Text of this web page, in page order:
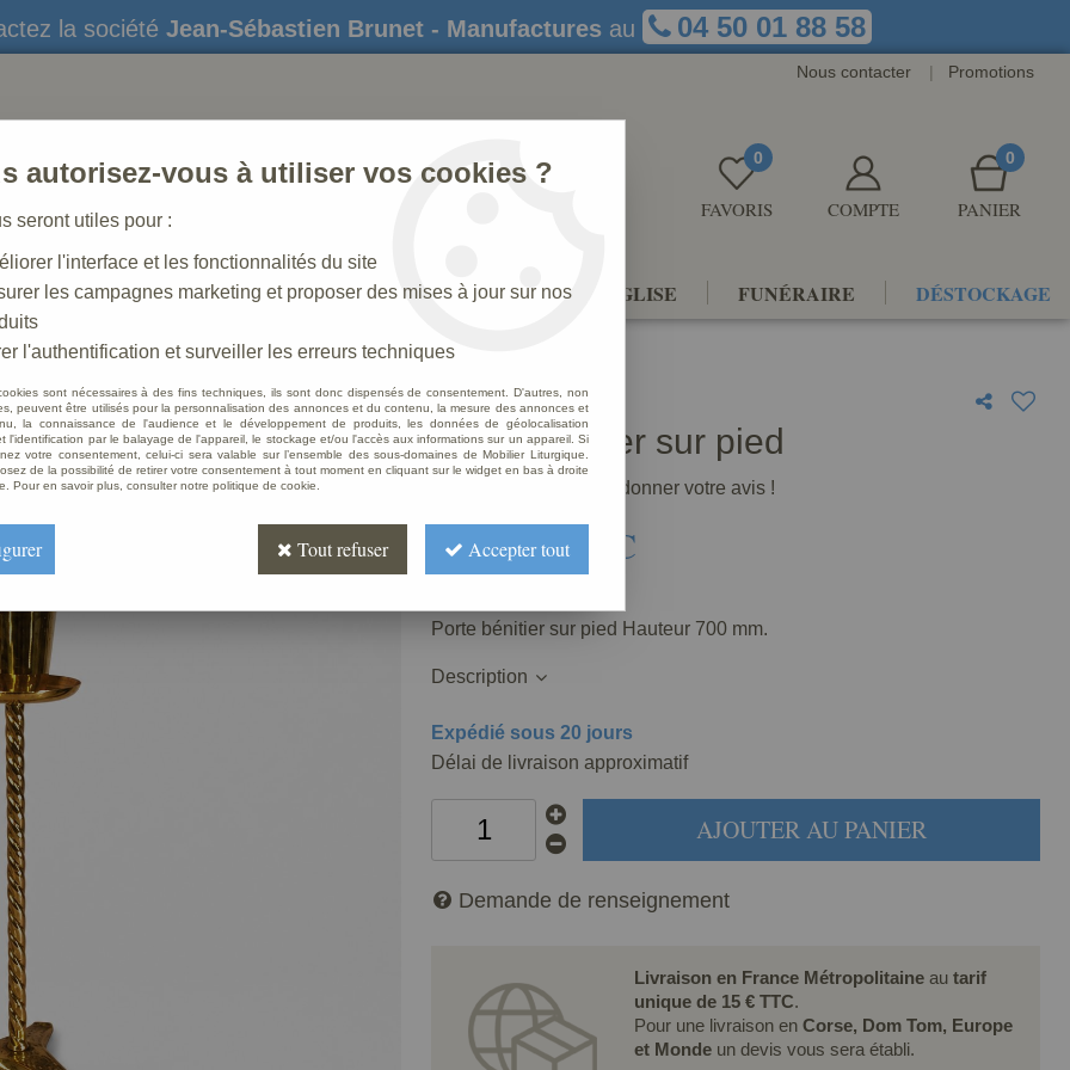
la société Jean-Sébastien Brunet - Manufactures au 04 50 01 88 58
Nous contacter | Promotions
0
FAVORIS COMPTE
0
PANIER
STATUES CRÈCHES DE NOËL AMÉNAGEMENTS D'ÉGLISE FUNÉRAIRE DÉSTOCKAGE
Porte bénitier sur pied
Soyez le premier à donner votre avis !
501,67 €TTC
Porte bénitier sur pied Hauteur 700 mm.
Description
Expédié sous 20 jours
Délai de livraison approximatif
AJOUTER AU PANIER
Demande de renseignement
Livraison en France Métropolitaineau tarif
unique de 15 € TTC.
Pour une livraison en Corse, Dom Tom, Europe
et Monde un devis vous sera établi.
autorisez-vous à utiliser vos cookies ?
seront utiles pour :
l'interface et les fonctionnalités du site
les campagnes marketing et proposer des mises à jour sur nos
l'authentification et surveiller les erreurs techniques
sont nécessaires à des fins techniques, ils sont donc dispensés de consentement. D'autres, non
peuvent être utilisés pour la personnalisation des annonces et du contenu, la mesure des annonces et
la connaissance de l'audience et le développement de produits, les données de géolocalisation
l'identification par le balayage de l'appareil, le stockage et/ou l'accès aux informations sur un appareil. Si
votre consentement, celui-ci sera valable sur l’ensemble des sous-domaines de Mobilier Liturgique.
de la possibilité de retirer votre consentement à tout moment en cliquant sur le widget en bas à droite
Pour en savoir plus, consulter notre politique de cookie.
Tout refuser Accepter tout